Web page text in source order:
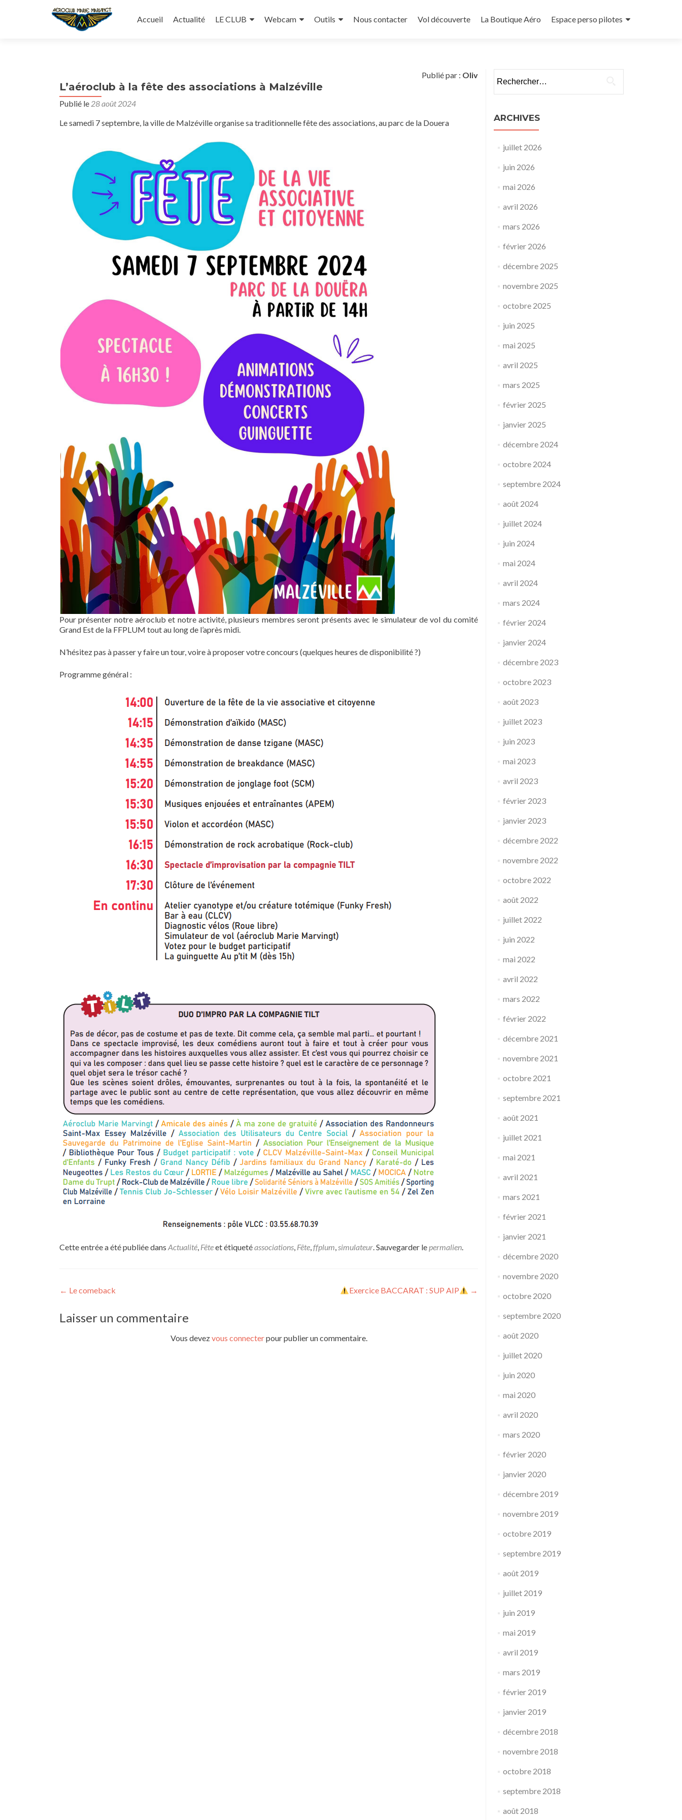
au
Accueil Actualité LE CLUB Webcam Outils Nous contacter Vol découverte La Boutique Aéro Espace perso pilotes
Publié par : Oliv
L’aéroclub à la fête des associations à Malzéville
Publié le 28 août 2024
Le samedi 7 septembre, la ville de Malzéville organise sa traditionnelle fête des associations, au parc de la Douera
Pour présenter notre aéroclub et notre activité, plusieurs membres seront présents avec le simulateur de vol du comité
Grand Est de la FFPLUM tout au long de l’après midi.
N’hésitez pas à passer y faire un tour, voire à proposer votre concours (quelques heures de disponibilité ?)
Programme général :
Cette entrée a été publiée dans Actualité, Fêteet étiquetéassociations, Fête,ffplum,simulateur. Sauvegarder lepermalien.
Navigation
de
l’article
← Le comeback Exercice BACCARAT : SUP AIP →
Laisser un commentaire
Vous devezvous connecterpour publier un commentaire.
ARCHIVES
juillet 2026
juin 2026
mai 2026
avril 2026
mars 2026
février 2026
décembre 2025
novembre 2025
octobre 2025
juin 2025
mai 2025
avril 2025
mars 2025
février 2025
janvier 2025
décembre 2024
octobre 2024
septembre 2024
août 2024
juillet 2024
juin 2024
mai 2024
avril 2024
mars 2024
février 2024
janvier 2024
décembre 2023
octobre 2023
août 2023
juillet 2023
juin 2023
mai 2023
avril 2023
février 2023
janvier 2023
décembre 2022
novembre 2022
octobre 2022
août 2022
juillet 2022
juin 2022
mai 2022
avril 2022
mars 2022
février 2022
décembre 2021
novembre 2021
octobre 2021
septembre 2021
août 2021
juillet 2021
mai 2021
avril 2021
mars 2021
février 2021
janvier 2021
décembre 2020
novembre 2020
octobre 2020
septembre 2020
août 2020
juillet 2020
juin 2020
mai 2020
avril 2020
mars 2020
février 2020
janvier 2020
décembre 2019
novembre 2019
octobre 2019
septembre 2019
août 2019
juillet 2019
juin 2019
mai 2019
avril 2019
mars 2019
février 2019
janvier 2019
décembre 2018
novembre 2018
octobre 2018
septembre 2018
août 2018